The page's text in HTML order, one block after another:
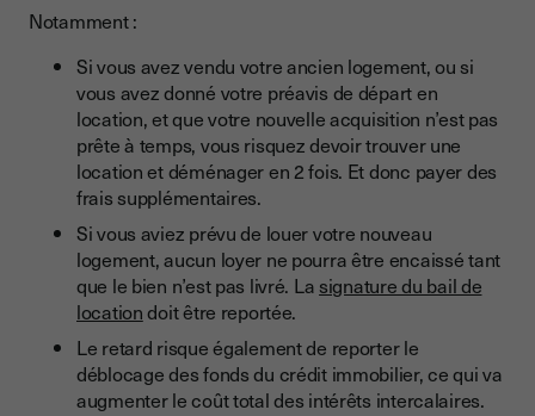
Notamment :
Si vous avez vendu votre ancien logement, ou si
vous avez donné votre préavis de départ en
location, et que votre nouvelle acquisition n’est pas
prête à temps, vous risquez devoir trouver une
location et déménager en 2 fois. Et donc payer des
frais supplémentaires.
Si vous aviez prévu de louer votre nouveau
logement, aucun loyer ne pourra être encaissé tant
que le bien n’est pas livré. La signature du bail de
locationdoit être reportée.
Le retard risque également de reporter le
déblocage des fonds du crédit immobilier, ce qui va
augmenter le coût total des intérêts intercalaires.